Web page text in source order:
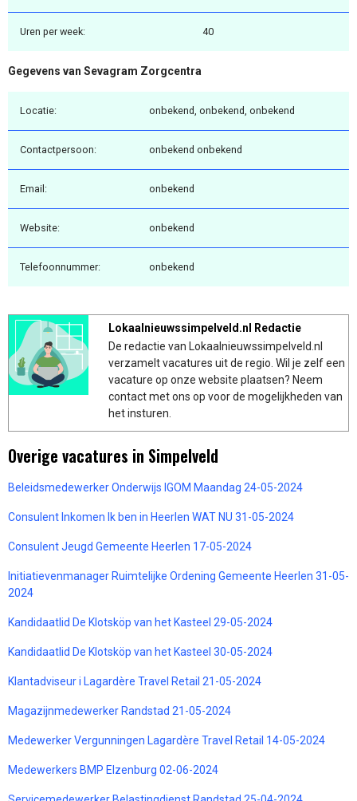
Uren per week: 40
Gegevens van Sevagram Zorgcentra
Locatie: onbekend, onbekend, onbekend
Contactpersoon: onbekend onbekend
Email: onbekend
Website: onbekend
Telefoonnummer: onbekend
Lokaalnieuwssimpelveld.nl Redactie
De redactie van Lokaalnieuwssimpelveld.nl
verzamelt vacatures uit de regio. Wil je zelf een
vacature op onze website plaatsen? Neem
contact met ons op voor de mogelijkheden van
het insturen.
Overige vacatures in Simpelveld
Beleidsmedewerker Onderwijs IGOM Maandag 24-05-2024
Consulent Inkomen Ik ben in Heerlen WAT NU 31-05-2024
Consulent Jeugd Gemeente Heerlen 17-05-2024
Initiatievenmanager Ruimtelijke Ordening Gemeente Heerlen 31-05-
2024
Kandidaatlid De Klotsköp van het Kasteel 29-05-2024
Kandidaatlid De Klotsköp van het Kasteel 30-05-2024
Klantadviseur i Lagardère Travel Retail 21-05-2024
Magazijnmedewerker Randstad 21-05-2024
Medewerker Vergunningen Lagardère Travel Retail 14-05-2024
Medewerkers BMP Elzenburg 02-06-2024